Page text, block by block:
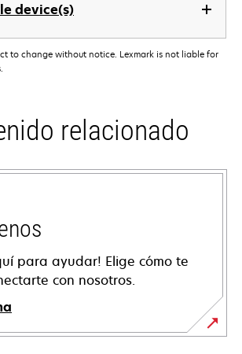
device(s)
to change without notice. Lexmark is not liable for
relacionado
para ayudar! Elige cómo te
con nosotros.